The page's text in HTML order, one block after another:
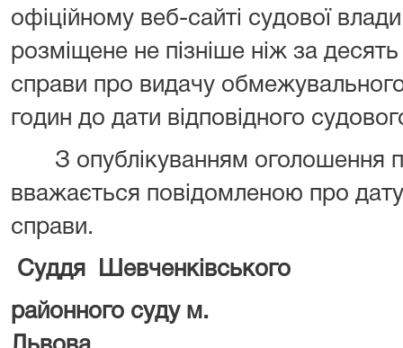
офіційному веб-сайті судової
розміщене не пізніше ніж за десять
справи про видачу
годин до дати відповідного
З опублікуванням оголошення
вважається повідомленою про
справи.
Суддя Шевченківського
районного суду м.